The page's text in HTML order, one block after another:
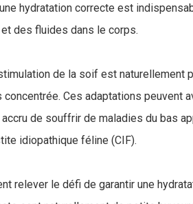
hydratation correcte est
des fluides dans le corps.
de la soif est naturellement
Ces adaptations peuvent
de souffrir de maladies du bas
idiopathique féline (CIF).
relever le défi de garantir une